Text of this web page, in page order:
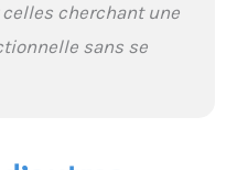
cherchant une
sans se